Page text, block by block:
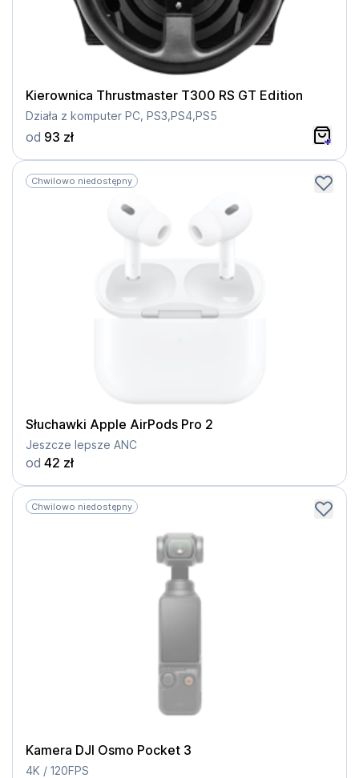
Kierownica Thrustmaster T300 RS GT Edition
Działa z komputer PC, PS3,PS4,PS5
od 93 zł
Chwilowo niedostępny
Słuchawki Apple AirPods Pro 2
Jeszcze lepsze ANC
od 42 zł
Chwilowo niedostępny
Kamera DJI Osmo Pocket 3
4K / 120FPS